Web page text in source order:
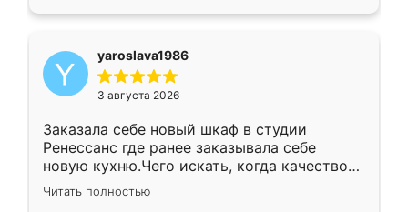
yaroslava1986
3 августа 2026
Заказала себе новый шкаф в студии
Ренессанс где ранее заказывала себе
новую кухню.Чего искать, когда качеством
вполне довольна. Служит кухня уже почти
два года, нареканий нет.
Читать полностью